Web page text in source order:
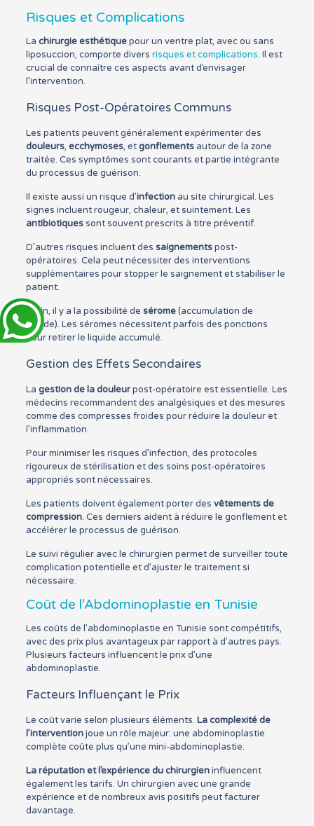
Risques et Complications
La chirurgie esthétiquepour un ventre plat, avec ou sans
liposuccion, comporte divers risques et complications. Il est
crucial de connaître ces aspects avant d’envisager
l’intervention.
Risques Post-Opératoires Communs
Les patients peuvent généralement expérimenter des
douleurs, ecchymoses, etgonflementsautour de la zone
traitée. Ces symptômes sont courants et partie intégrante
du processus de guérison.
Il existe aussi un risque d’infectionau site chirurgical. Les
signes incluent rougeur, chaleur, et suintement. Les
antibiotiquessont souvent prescrits à titre préventif.
D’autres risques incluent des saignementspost-
opératoires. Cela peut nécessiter des interventions
supplémentaires pour stopper le saignement et stabiliser le
patient.
Enfin, il y a la possibilité de sérome(accumulation de
liquide). Les séromes nécessitent parfois des ponctions
pour retirer le liquide accumulé.
Gestion des Effets Secondaires
La gestion de la douleurpost-opératoire est essentielle. Les
médecins recommandent des analgésiques et des mesures
comme des compresses froides pour réduire la douleur et
l’inflammation.
Pour minimiser les risques d’infection, des protocoles
rigoureux de stérilisation et des soins post-opératoires
appropriés sont nécessaires.
Les patients doivent également porter des vêtements de
compression. Ces derniers aident à réduire le gonflement et
accélérer le processus de guérison.
Le suivi régulier avec le chirurgien permet de surveiller toute
complication potentielle et d’ajuster le traitement si
nécessaire.
Coût de l’Abdominoplastie en Tunisie
Les coûts de l’abdominoplastie en Tunisie sont compétitifs,
avec des prix plus avantageux par rapport à d’autres pays.
Plusieurs facteurs influencent le prix d’une
abdominoplastie.
Facteurs Influençant le Prix
Le coût varie selon plusieurs éléments. La complexité de
l’interventionjoue un rôle majeur: une abdominoplastie
complète coûte plus qu’une mini-abdominoplastie.
La réputation et l’expérience du chirurgieninfluencent
également les tarifs. Un chirurgien avec une grande
expérience et de nombreux avis positifs peut facturer
davantage.